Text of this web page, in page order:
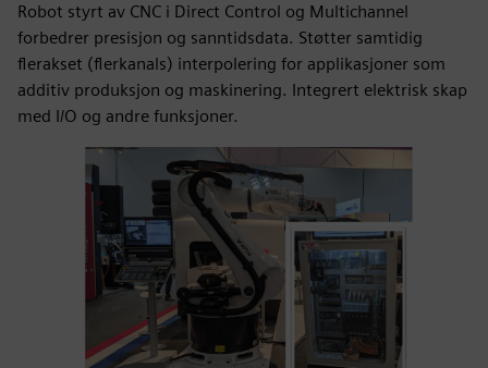
Robot styrt av CNC i Direct Control og Multichannel
forbedrer presisjon og sanntidsdata. Støtter samtidig
flerakset (flerkanals) interpolering for applikasjoner som
additiv produksjon og maskinering. Integrert elektrisk skap
med I/O og andre funksjoner.